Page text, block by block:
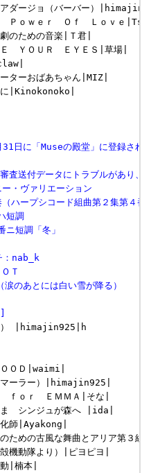
アダージョ（バーバー）
Ｐｏｗｅｒ　Ｏｆ　Ｌｏｖｅ
のための音楽|Ｔ君|
　ＹＯＵＲ　ＥＹＥＳ|草場|
ターおばあちゃん|MIZ|
に|Kinokonoko|
日に「Museの殿堂」に登録され
査送付データにトラブルがあり、
・ヴァリエーション
ハープシコード組曲第２集第４番
短調
短調「冬」
：nab_k
Ｔ
のあとには白い雪が降る）
） |himajin925|h
ＯＤ|waimi|
マーラー）|himajin925|
ｆｏｒ　ＥＭＭＡ|そな|
　シンジュが森へ |ida|
師|Ayakong|
ための古風な舞曲とアリア第３
機動隊より）|ピヨピヨ|
|楠本|